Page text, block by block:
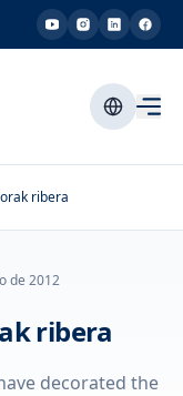
ribera
de 2012
ribera
decorated the